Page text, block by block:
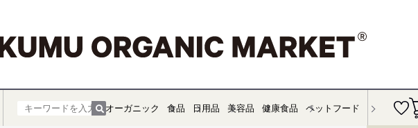
オーガニック 食品 日用品 美容品 健康食品 ペットフード